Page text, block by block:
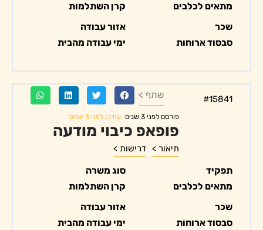
מתאים לכלבים
קרן השתלמות
שכר
סבסוד ארוחות
אזור עבודה
ימי עבודה מהבית
#15841 שתף >
פורסם לפני 3 שנים עודכן לפני 3 שנים
פופאפ כיבוי מודעה
תיאור > דרישות >
תפקיד
מתאים לכלבים
סוג משרה
קרן השתלמות
שכר
סבסוד ארוחות
אזור עבודה
ימי עבודה מהבית